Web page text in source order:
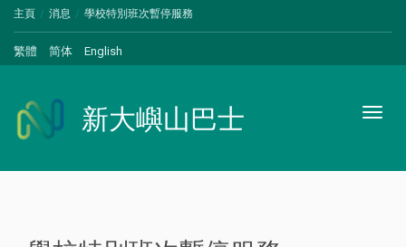
主頁 消息 學校特別班次暫停服務
繁體 简体 English
新大嶼山巴士